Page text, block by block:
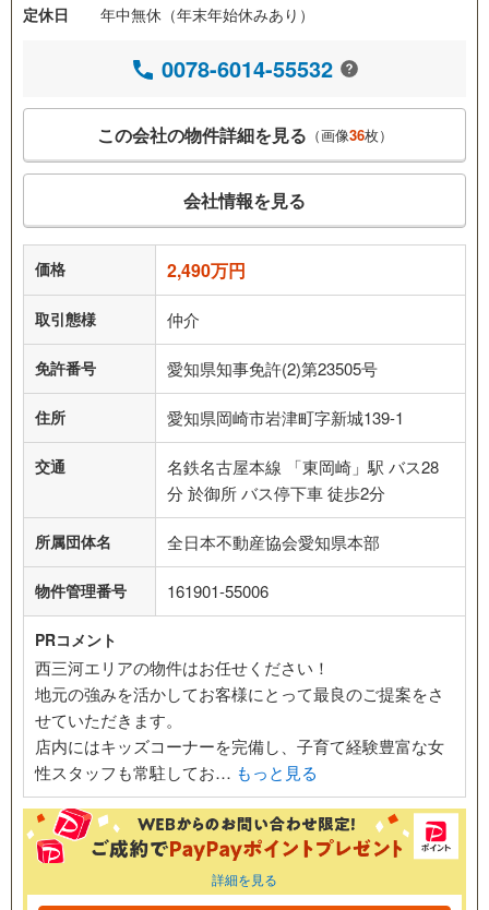
定休日
年中無休（年末年始休みあり）
0078-6014-55532
この会社の物件詳細を見る （画像36枚）
会社情報を見る
価格 2,490万円
取引態様 仲介
免許番号 愛知県知事免許(2)第23505号
住所 愛知県岡崎市岩津町字新城139-1
交通
名鉄名古屋本線 「東岡崎」駅 バス28
分 於御所 バス停下車 徒歩2分
所属団体名 全日本不動産協会愛知県本部
物件管理番号 161901-55006
PRコメント
西三河エリアの物件はお任せください！
地元の強みを活かしてお客様にとって最良のご提案をさ
せていただきます。
店内にはキッズコーナーを完備し、子育て経験豊富な女
性スタッフも常駐してお… もっと見る
詳細を見る